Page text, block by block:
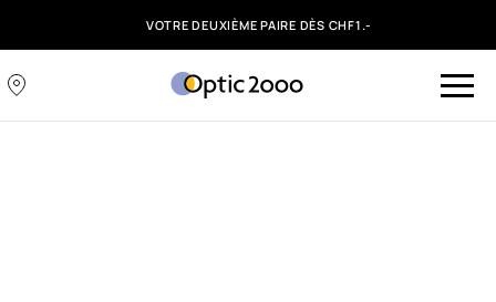
VOTRE DEUXIÈME PAIRE DÈS CHF1.-